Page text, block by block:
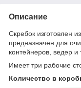
Описание
Скребок изготовлен
предназначен для
контейнеров, ведер и
Имеет три рабочие
Количество в